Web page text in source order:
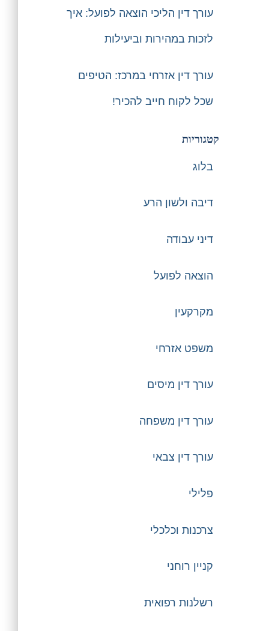
עורך דין הליכי הוצאה לפועל: איך
לזכות במהירות וביעילות
עורך דין אזרחי במרכז: הטיפים
שכל לקוח חייב להכיר!
קטגוריות
בלוג
דיבה ולשון הרע
דיני עבודה
הוצאה לפועל
מקרקעין
משפט אזרחי
עורך דין מיסים
עורך דין משפחה
עורך דין צבאי
פלילי
צרכנות וכלכלי
קניין רוחני
רשלנות רפואית